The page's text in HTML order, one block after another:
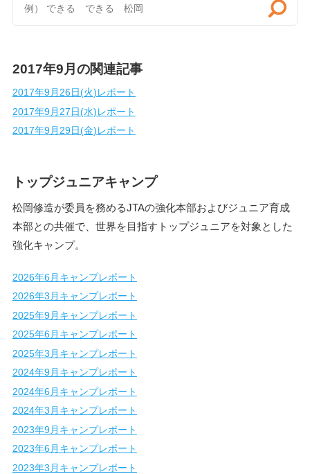
2017年9月の関連記事
2017年9月26日(火)レポート
2017年9月27日(水)レポート
2017年9月29日(金)レポート
トップジュニアキャンプ
松岡修造が委員を務めるJTAの強化本部およびジュニア育成
本部との共催で、世界を目指すトップジュニアを対象とした
強化キャンプ。
2026年6月キャンプレポート
2026年3月キャンプレポート
2025年9月キャンプレポート
2025年6月キャンプレポート
2025年3月キャンプレポート
2024年9月キャンプレポート
2024年6月キャンプレポート
2024年3月キャンプレポート
2023年9月キャンプレポート
2023年6月キャンプレポート
2023年3月キャンプレポート